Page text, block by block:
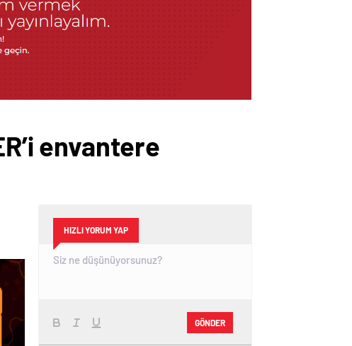
envantere
HIZLI YORUM YAP
GÖNDER